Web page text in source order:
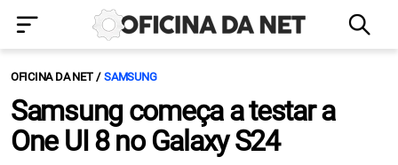
OFICINA DA NET SAMSUNG
Samsung começa a testar a
One UI 8 no Galaxy S24